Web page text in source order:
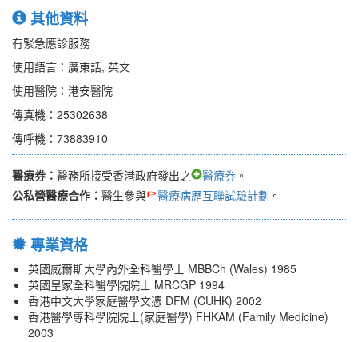
其他資料
有緊急應診服務
使用語言：廣東話, 英文
使用醫院：港安醫院
傳真機：25302638
傳呼機：73883910
醫療券： 醫務所接受香港政府發出之 醫療券 。
公私營醫療合作： 醫生參與 醫療病歷互聯試驗計劃 。
專業資格
英國威爾斯大學內外全科醫學士 MBBCh (Wales) 1985
英國皇家全科醫學院院士 MRCGP 1994
香港中文大學家庭醫學文憑 DFM (CUHK) 2002
香港醫學專科學院院士(家庭醫學) FHKAM (Family Medicine)
2003